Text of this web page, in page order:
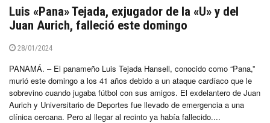
Luis «Pana» Tejada, exjugador de la «U» y del
Juan Aurich, falleció este domingo
28/01/2024
PANAMÁ. – El panameño Luis Tejada Hansell, conocido como “Pana,”
murió este domingo a los 41 años debido a un ataque cardíaco que le
sobrevino cuando jugaba fútbol con sus amigos. El exdelantero de Juan
Aurich y Universitario de Deportes fue llevado de emergencia a una
clínica cercana. Pero al llegar al recinto ya había fallecido....